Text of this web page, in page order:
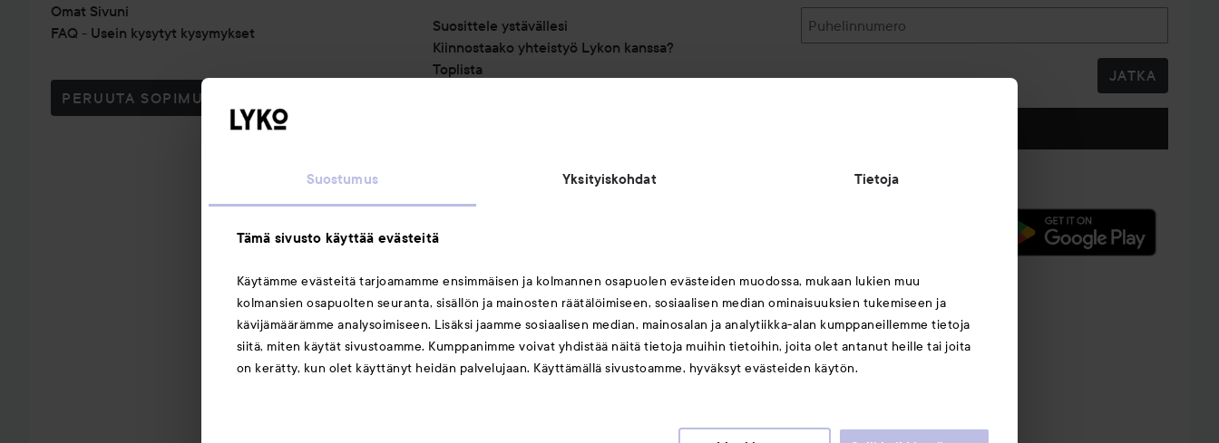
Suostumus Yksityiskohdat Tietoja
Tämä sivusto käyttää evästeitä
Käytämme evästeitä tarjoamamme ensimmäisen ja kolmannen osapuolen evästeiden muodossa, mukaan lukien muu
kolmansien osapuolten seuranta, sisällön ja mainosten räätälöimiseen, sosiaalisen median ominaisuuksien tukemiseen ja
kävijämäärämme analysoimiseen. Lisäksi jaamme sosiaalisen median, mainosalan ja analytiikka-alan kumppaneillemme tietoja
siitä, miten käytät sivustoamme. Kumppanimme voivat yhdistää näitä tietoja muihin tietoihin, joita olet antanut heille tai joita
on kerätty, kun olet käyttänyt heidän palvelujaan. Käyttämällä sivustoamme, hyväksyt evästeiden käytön.
Omat Sivuni
FAQ - Usein kysytyt kysymykset
PERUUTA SOPIMUS TÄSTÄ
Suosittele ystävällesi
Kiinnostaako yhteistyö Lykon kanssa?
Toplista
Saattaisit myös tykätä
Huulet
Puhelinnumero
JATKA